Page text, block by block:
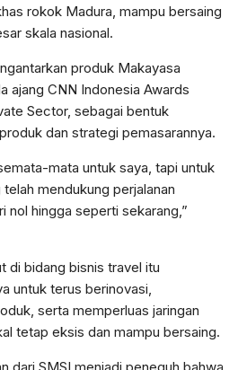
rokok Madura, mampu bersaing
skala nasional.
produk Makayasa
ajang CNN Indonesia Awards
Sector, sebagai bentuk
dan strategi pemasarannya.
mata untuk saya, tapi untuk
mendukung perjalanan
nol hingga seperti sekarang,”
di bidang bisnis travel itu
untuk terus berinovasi,
serta memperluas jaringan
tetap eksis dan mampu bersaing.
dari SMSI menjadi peneguh bahwa